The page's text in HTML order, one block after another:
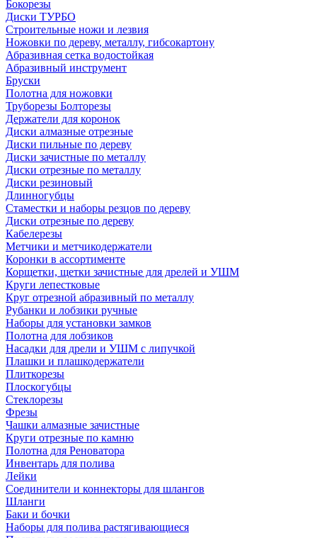
Бокорезы
Диски ТУРБО
Строительные ножи и лезвия
Ножовки по дереву, металлу, гибсокартону
Абразивная сетка водостойкая
Абразивный инструмент
Бруски
Полотна для ножовки
Труборезы Болторезы
Держатели для коронок
Диски алмазные отрезные
Диски пильные по дереву
Диски зачистные по металлу
Диски отрезные по металлу
Диски резиновый
Длинногубцы
Стаместки и наборы резцов по дереву
Диски отрезные по дереву
Кабелерезы
Метчики и метчикодержатели
Коронки в ассортименте
Корщетки, щетки зачистные для дрелей и УШМ
Круги лепестковые
Круг отрезной абразивный по металлу
Рубанки и лобзики ручные
Наборы для установки замков
Полотна для лобзиков
Насадки для дрели и УШМ с липучкой
Плашки и плашкодержатели
Плиткорезы
Плоскогубцы
Стеклорезы
Фрезы
Чашки алмазные зачистные
Круги отрезные по камню
Полотна для Реноватора
Инвентарь для полива
Лейки
Соединители и коннекторы для шлангов
Шланги
Баки и бочки
Наборы для полива растягивающиеся